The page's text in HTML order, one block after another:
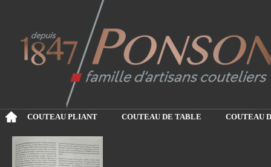
COUTEAU PLIANT COUTEAU DE TABLE COUTEAU